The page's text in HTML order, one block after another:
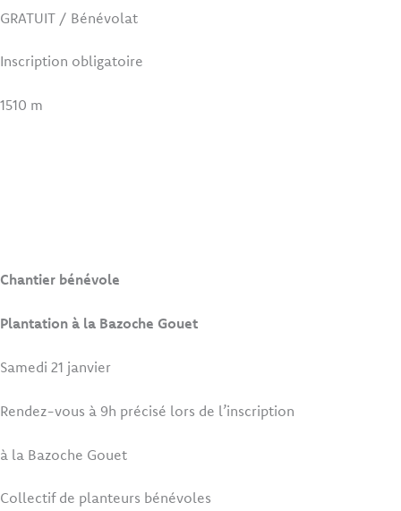
GRATUIT / Bénévolat
Inscription obligatoire
1510 m
Chantier bénévole
Plantation à la Bazoche Gouet
Samedi 21 janvier
Rendez-vous à 9h précisé lors de l’inscription
à la Bazoche Gouet
Collectif de planteurs bénévoles